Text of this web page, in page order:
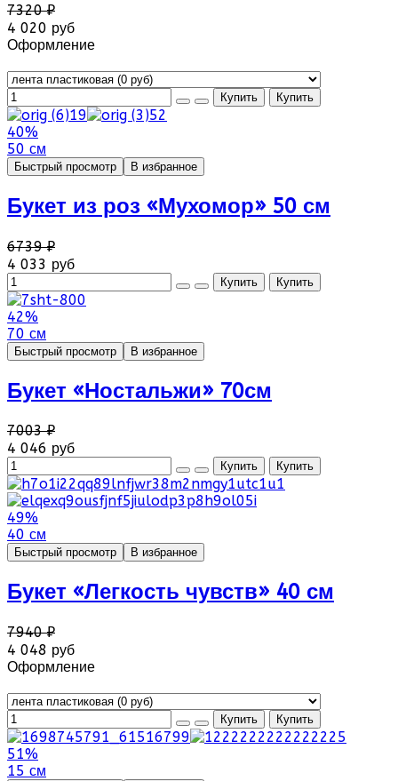
7320 ₽
4 020 руб
Оформление
40%
50 см
Быстрый просмотр В избранное
Букет из роз «Мухомор» 50 см
6739 ₽
4 033 руб
42%
70 см
Быстрый просмотр В избранное
Букет «Ностальжи» 70см
7003 ₽
4 046 руб
49%
40 см
Быстрый просмотр В избранное
Букет «Легкость чувств» 40 см
7940 ₽
4 048 руб
Оформление
51%
15 см